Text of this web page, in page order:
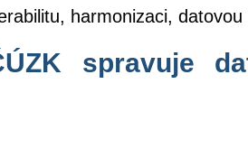
harmonizaci,
spravuje